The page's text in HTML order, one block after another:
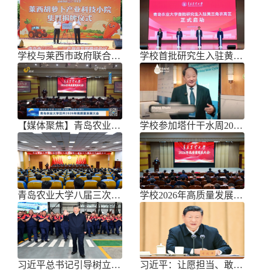
学校与莱西市政府联合举办青岛市胡萝 学校首批研究生入驻黄三角农高区
【媒体聚焦】青岛农业大学召开202 学校参加塔什干水周2026国际论坛
青岛农业大学八届三次双代会胜利召开 学校2026年高质量发展大会召开
习近平总书记引导树立和践行正确政绩 习近平：让愿担当、敢担当、善担当蔚